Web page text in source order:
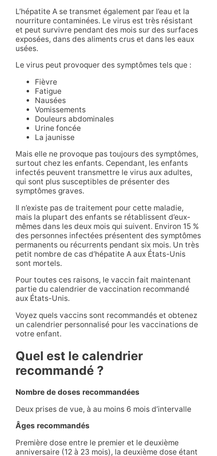
L’hépatite A se transmet également par l’eau et la
nourriture contaminées. Le virus est très résistant
et peut survivre pendant des mois sur des surfaces
exposées, dans des aliments crus et dans les eaux
usées.
Le virus peut provoquer des symptômes tels que :
Fièvre
Fatigue
Nausées
Vomissements
Douleurs abdominales
Urine foncée
La jaunisse
Mais elle ne provoque pas toujours des symptômes,
surtout chez les enfants. Cependant, les enfants
infectés peuvent transmettre le virus aux adultes,
qui sont plus susceptibles de présenter des
symptômes graves.
Il n’existe pas de traitement pour cette maladie,
mais la plupart des enfants se rétablissent d’eux-
mêmes dans les deux mois qui suivent. Environ 15 %
des personnes infectées présentent des symptômes
permanents ou récurrents pendant six mois. Un très
petit nombre de cas d’hépatite A aux États-Unis
sont mortels.
Pour toutes ces raisons, le vaccin fait maintenant
partie du calendrier de vaccination recommandé
aux États-Unis.
Voyez quels vaccins sont recommandés et obtenez
un calendrier personnalisé pour les vaccinations de
votre enfant.
Quel est le calendrier
recommandé ?
Nombre de doses recommandées
Deux prises de vue, à au moins 6 mois d’intervalle
Âges recommandés
Première dose entre le premier et le deuxième
anniversaire (12 à 23 mois), la deuxième dose étant